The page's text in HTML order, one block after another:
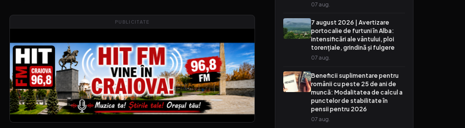
PUBLICITATE
07 aug.
7 august 2026 | Avertizare
portocalie de furtuni în Alba:
intensificări ale vântului, ploi
torențiale, grindină și fulgere
07 aug.
Beneficii suplimentare pentru
românii cu peste 25 de ani de
muncă: Modalitatea de calcul a
punctelor de stabilitate în
pensii pentru 2026
07 aug.